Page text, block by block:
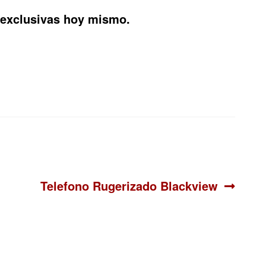
hoy mismo.
Siguiente:
Telefono Rugerizado Blackview